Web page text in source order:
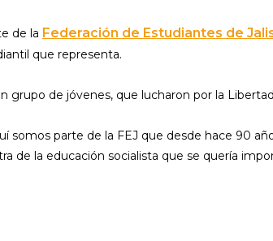
de la Federación de Estudiantes de
que representa.
grupo de jóvenes, que lucharon por la
somos parte de la FEJ que desde hace 90
de la educación socialista que se quería